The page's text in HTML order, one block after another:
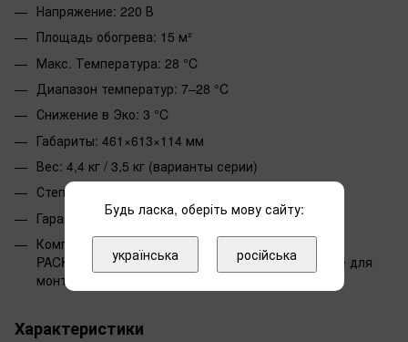
Напряжение: 220 В
Площадь обогрева: 15 м²
Макс. Температура: 28 °C
Диапазон температур: 7–28 °C
Снижение в Эко: 3 °C
Габариты: 461×613×114 мм
Вес: 4,4 кг / 3,5 кг (варианты серии)
Степень защиты: IP24
Гарантия: 5 лет
Комплектация: с конвектором Atlantic F125 CMG-
PACK0/M кабель подключения, вилка и крепление для
монтажа
Характеристики
Будь ласка, оберіть мову сайту:
українська російська